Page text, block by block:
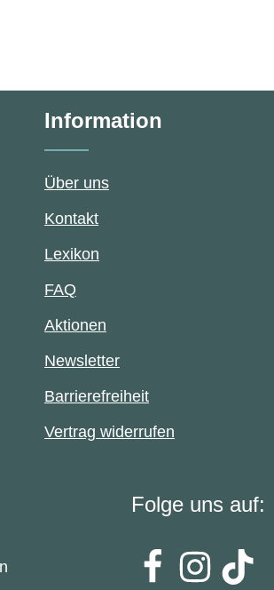
Information
Über uns
Kontakt
Lexikon
FAQ
Aktionen
Newsletter
Barrierefreiheit
Vertrag widerrufen
Folge uns auf: